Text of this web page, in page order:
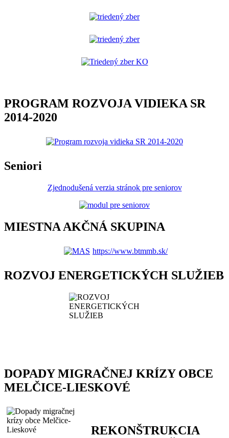
PROGRAM ROZVOJA VIDIEKA SR
2014-2020
Seniori
Zjednodušená verzia stránok pre seniorov
MIESTNA AKČNÁ SKUPINA
https://www.btmmb.sk/
ROZVOJ ENERGETICKÝCH SLUŽIEB
DOPADY MIGRAČNEJ KRÍZY OBCE
MELČICE-LIESKOVÉ
REKONŠTRUKCIA